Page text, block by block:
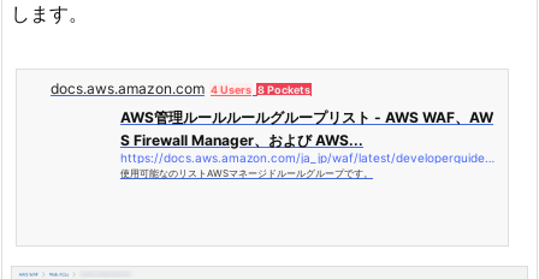
します。
docs.aws.amazon.com 4 Users 8 Pockets
AWS管理ルールルールグループリスト - AWS WAF、AW
S Firewall Manager、および AWS...
使用可能なのリストAWSマネージドルールグループです。